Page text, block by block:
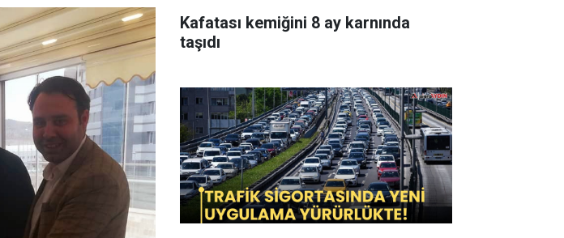
Kafatası kemiğini 8 ay karnında
taşıdı